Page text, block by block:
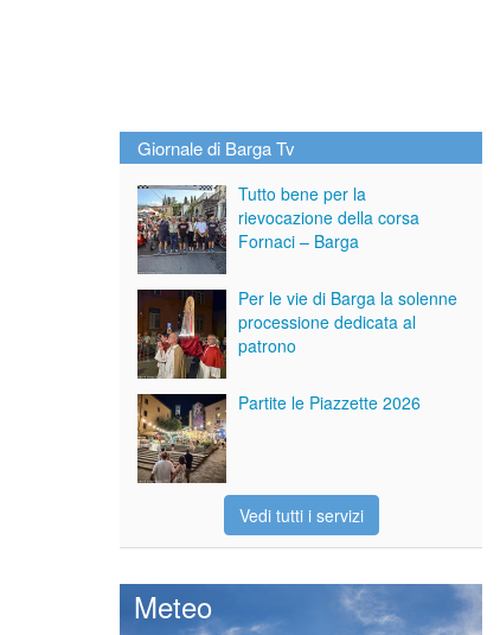
Giornale di Barga Tv
Tutto bene per la
rievocazione della corsa
Fornaci – Barga
Per le vie di Barga la solenne
processione dedicata al
patrono
Partite le Piazzette 2026
Vedi tutti i servizi
Meteo